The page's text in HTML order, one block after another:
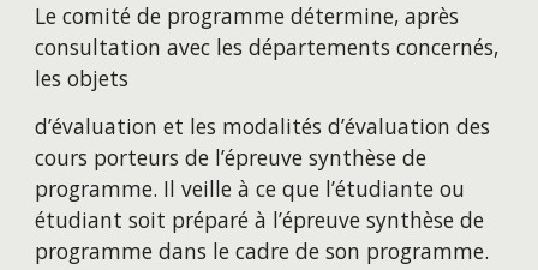
Le comité de programme détermine, après
consultation avec les départements concernés,
les objets
d’évaluation et les modalités d’évaluation des
cours porteurs de l’épreuve synthèse de
programme. Il veille à ce que l’étudiante ou
étudiant soit préparé à l’épreuve synthèse de
programme dans le cadre de son programme.